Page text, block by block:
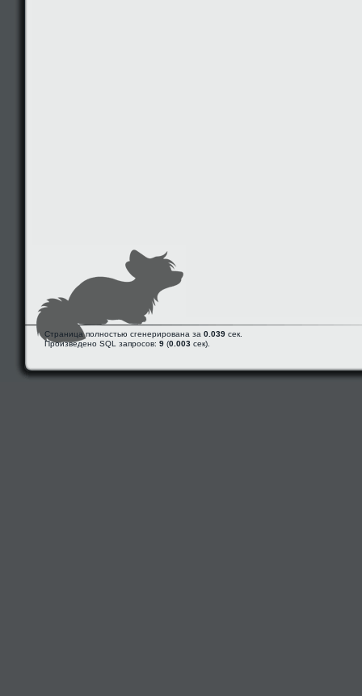
Страница полностью сгенерирована за 0.039 сек.
Произведено SQL запросов: 9 (0.003 сек).